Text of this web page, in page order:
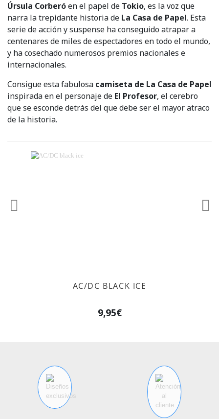
Úrsula Corberóen el papel de Tokio, es la voz que
narra la trepidante historia de La Casa de Papel. Esta
serie de acción y suspense ha conseguido atrapar a
centenares de miles de espectadores en todo el mundo,
y ha cosechado numerosos premios nacionales e
internacionales.
Consigue esta fabulosa camiseta de La Casa de Papel
inspirada en el personaje de El Profesor, el cerebro
que se esconde detrás del que debe ser el mayor atraco
de la historia.
AC/DC BLACK ICE
9,95€
Anterior